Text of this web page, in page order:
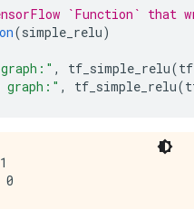
`Function` that
(simple_relu)
, tf_simple_relu(tf
graph:" , tf_simple_relu(